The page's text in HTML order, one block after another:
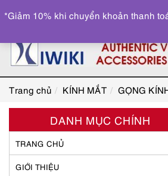
Trang chủ KÍNH MẮT GỌNG
DANH MỤC CHÍNH
TRANG CHỦ
GIỚI THIỆU
*Giảm 10% khi chuyển khoản thanh